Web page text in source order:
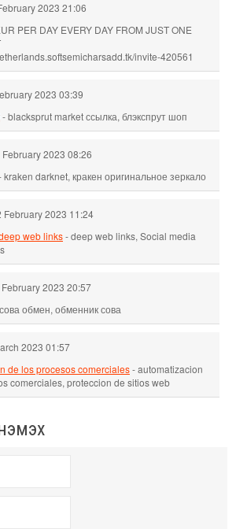
2023 21:06
PER DAY EVERY DAY FROM JUST ONE
invite-420561
2023 03:39
- blacksprut market ссылка, блэкспрут шоп
February 2023 08:26
kraken darknet, кракен оригинальное зеркало
February 2023 11:24
web links- deep web links, Social media
2023 20:57
обмен, обменник сова
2023 01:57
de los procesos comerciales- automatizacion
comerciales, proteccion de sitios web